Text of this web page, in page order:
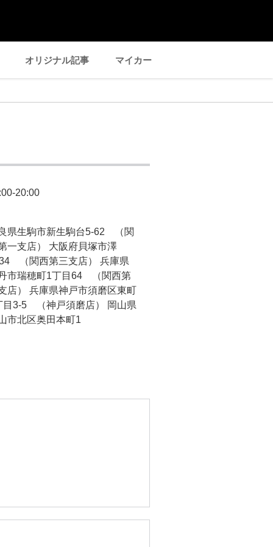
オリジナル記事 マイカー
20:00
県生駒市新生駒台5-62 （関
一支店） 大阪府貝塚市澤
（関西第三支店） 兵庫県
市瑞穂町1丁目64 （関西第
店） 兵庫県神戸市須磨区東町
目3-5 （神戸須磨店） 岡山県
市北区奥田本町1